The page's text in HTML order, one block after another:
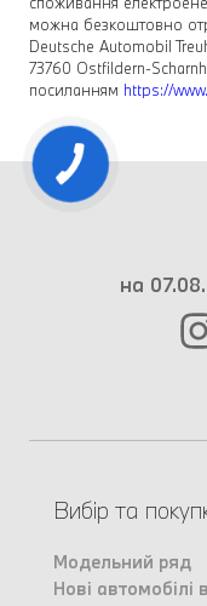
можна безкоштовно
Deutsche Automobil
73760 Ostfildern-
посиланням https://
на
Вибір та
Модельний ряд
Нові автомобілі